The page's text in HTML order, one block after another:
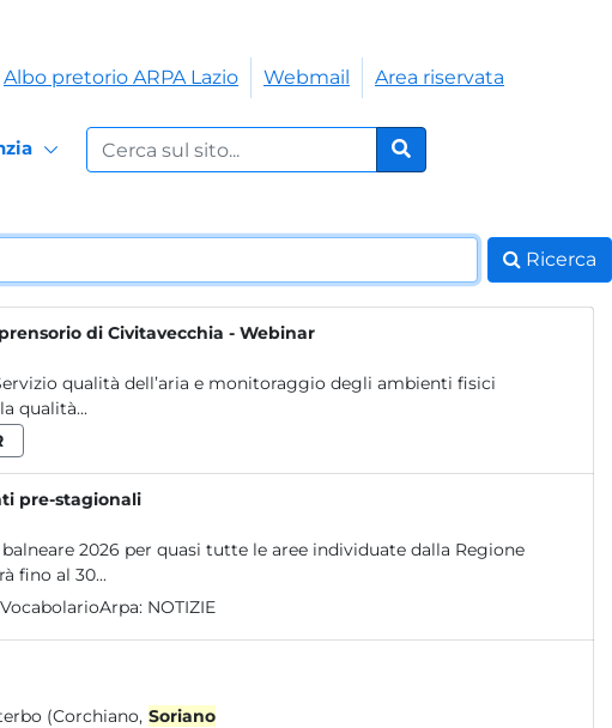
Albo pretorio ARPA Lazio Webmail Area riservata
Cerca nel sito:
Cerca
Ricerca
di Civitavecchia - Webinar
qualità dell’aria e monitoraggio degli ambienti fisici
qualità...
pre-stagionali
2026 per quasi tutte le aree individuate dalla Regione
fino al 30...
VocabolarioArpa: NOTIZIE
di Viterbo (Corchiano, Soriano